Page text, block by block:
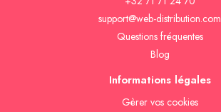
support@web-distribution.com
Questions fréquentes
Blog
Informations légales
Gèrer vos cookies